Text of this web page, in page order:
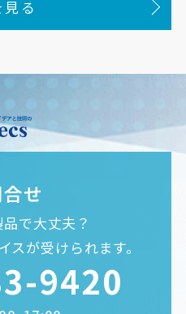
る
せ
で大丈夫？
が受けられます。
9420